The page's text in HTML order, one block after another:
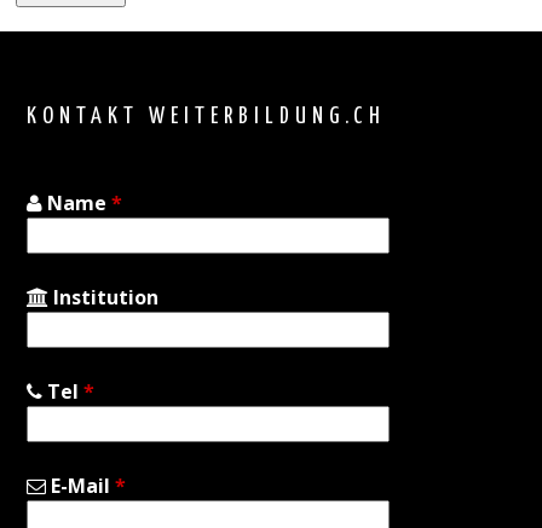
KONTAKT WEITERBILDUNG.CH
Name*
Institution
Tel*
E-Mail*